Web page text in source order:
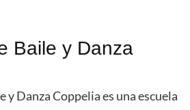
Baile y Danza
y Danza Coppelia es una escuela